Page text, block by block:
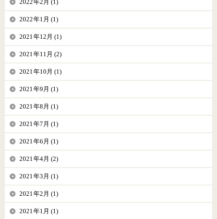
2022年2月 (1)
2022年1月 (1)
2021年12月 (1)
2021年11月 (2)
2021年10月 (1)
2021年9月 (1)
2021年8月 (1)
2021年7月 (1)
2021年6月 (1)
2021年4月 (2)
2021年3月 (1)
2021年2月 (1)
2021年1月 (1)